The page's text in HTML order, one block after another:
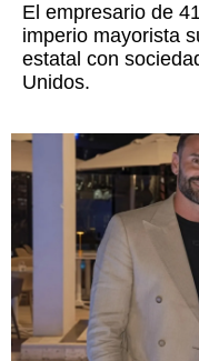
El empresario de
imperio mayorista
estatal con
Unidos.